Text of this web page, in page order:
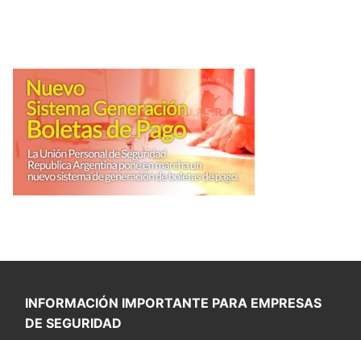
INFORMACIÓN IMPORTANTE PARA EMPRESAS
DE SEGURIDAD